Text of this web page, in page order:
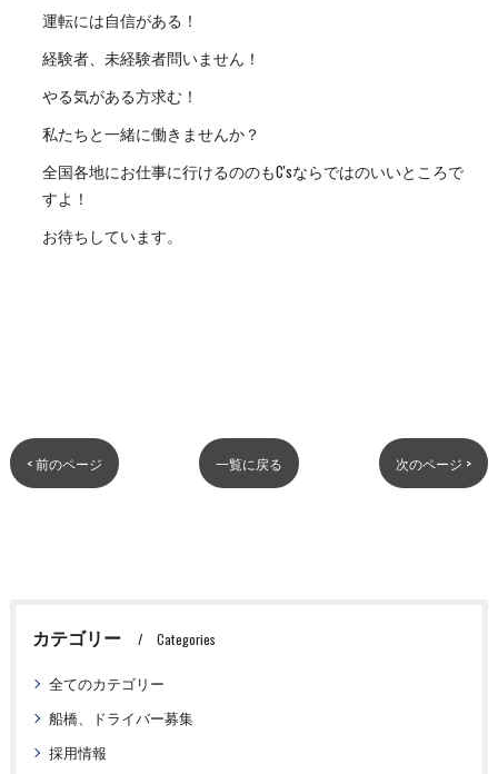
運転には自信がある！
経験者、未経験者問いません！
やる気がある方求む！
私たちと一緒に働きませんか？
全国各地にお仕事に行けるののもC'sならではのいいところで
すよ！
お待ちしています。
< 前のページ 一覧に戻る 次のページ >
カテゴリー Categories
全てのカテゴリー
船橋、ドライバー募集
採用情報